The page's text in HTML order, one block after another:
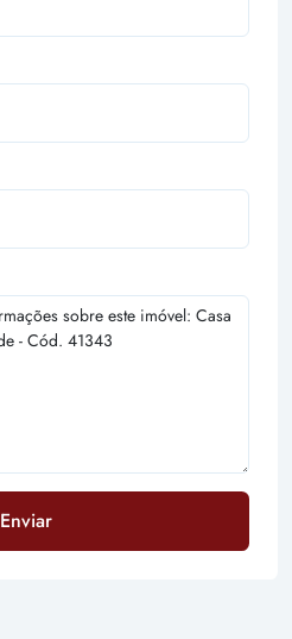
Enviar